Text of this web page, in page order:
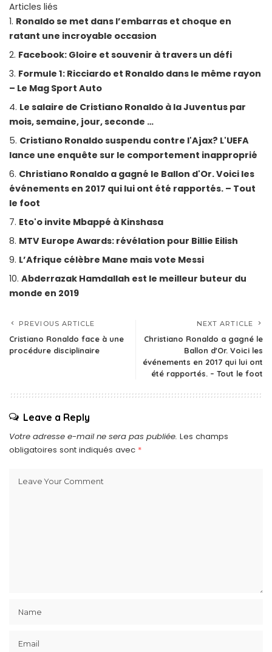
Articles liés
Ronaldo se met dans l’embarras et choque en
ratant une incroyable occasion
Facebook: Gloire et souvenir à travers un défi
Formule 1: Ricciardo et Ronaldo dans le même rayon
– Le Mag Sport Auto
Le salaire de Cristiano Ronaldo à la Juventus par
mois, semaine, jour, seconde …
Cristiano Ronaldo suspendu contre l'Ajax? L'UEFA
lance une enquête sur le comportement inapproprié
Christiano Ronaldo a gagné le Ballon d'Or. Voici les
événements en 2017 qui lui ont été rapportés. – Tout
le foot
Eto'o invite Mbappé à Kinshasa
MTV Europe Awards: révélation pour Billie Eilish
L’Afrique célèbre Mane mais vote Messi
Abderrazak Hamdallah est le meilleur buteur du
monde en 2019
PREVIOUS ARTICLE
Cristiano Ronaldo face à une
procédure disciplinaire
NEXT ARTICLE
Christiano Ronaldo a gagné le
Ballon d'Or. Voici les
événements en 2017 qui lui ont
été rapportés. – Tout le foot
Leave a Reply
Votre adresse e-mail ne sera pas publiée. Les champs
obligatoires sont indiqués avec *